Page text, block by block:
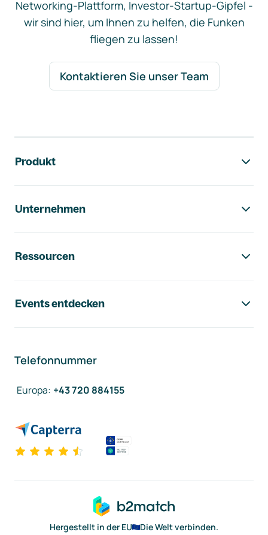
Networking-Plattform, Investor-Startup-Gipfel -
wir sind hier, um Ihnen zu helfen, die Funken
fliegen zu lassen!
Kontaktieren Sie unser Team
Produkt
Unternehmen
Ressourcen
Events entdecken
Telefonnummer
Europa: +43 720 884155
Hergestellt in der EU
Die Welt verbinden.